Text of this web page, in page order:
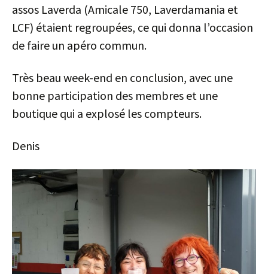
assos Laverda (Amicale 750, Laverdamania et
LCF) étaient regroupées, ce qui donna l’occasion
de faire un apéro commun.
Très beau week-end en conclusion, avec une
bonne participation des membres et une
boutique qui a explosé les compteurs.
Denis